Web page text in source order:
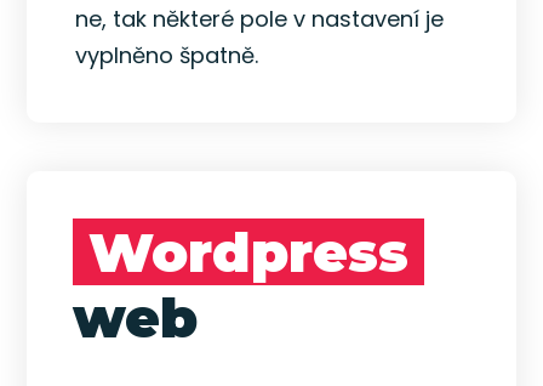
ne, tak některé pole v nastavení je
vyplněno špatně.
Wordpress
web